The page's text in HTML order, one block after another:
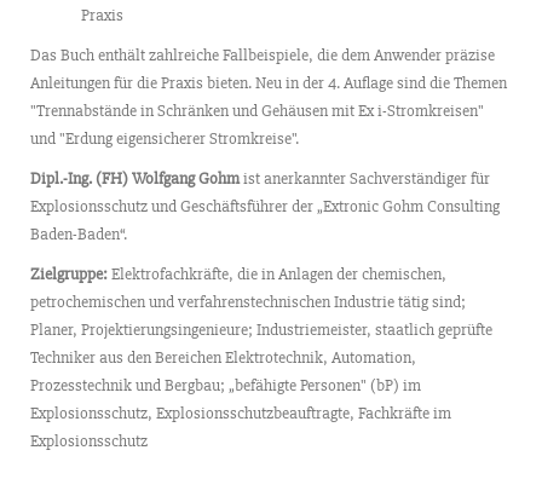
Praxis
Das Buch enthält zahlreiche Fallbeispiele, die dem Anwender präzise
Anleitungen für die Praxis bieten. Neu in der 4. Auflage sind die Themen
"Trennabstände in Schränken und Gehäusen mit Ex i-Stromkreisen"
und "Erdung eigensicherer Stromkreise".
Dipl.-Ing. (FH) Wolfgang Gohmist anerkannter Sachverständiger für
Explosionsschutz und Geschäftsführer der „Extronic Gohm Consulting
Baden-Baden“.
Zielgruppe:Elektrofachkräfte, die in Anlagen der chemischen,
petrochemischen und verfahrenstechnischen Industrie tätig sind;
Planer, Projektierungsingenieure; Industriemeister, staatlich geprüfte
Techniker aus den Bereichen Elektrotechnik, Automation,
Prozesstechnik und Bergbau; „befähigte Personen" (bP) im
Explosionsschutz, Explosionsschutzbeauftragte, Fachkräfte im
Explosionsschutz